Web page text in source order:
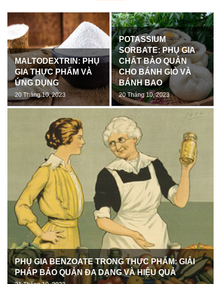
PHỤ GIA BENZOATE TRONG THỰC PHẨM: GIẢI
PHÁP BẢO QUẢN ĐA DẠNG VÀ HIỆU QUẢ
MALTODEXTRIN: PHỤ
GIA THỰC PHẨM VÀ
ỨNG DỤNG
20 Tháng 10, 2023
POTASSIUM
SORBATE: PHỤ GIA
CHẤT BẢO QUẢN
CHO BÁNH GIÒ VÀ
BÁNH BAO
20 Tháng 10, 2023